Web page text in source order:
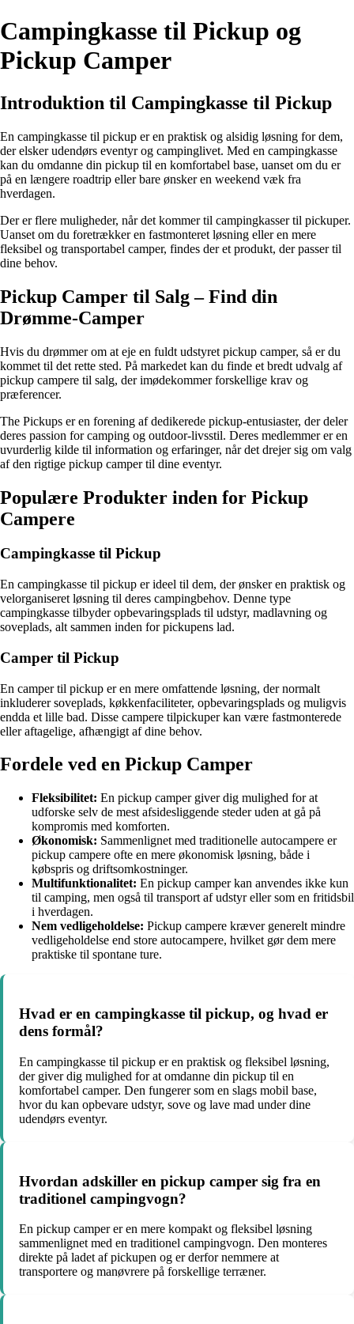
Campingkasse til Pickup og
Pickup Camper
Introduktion til Campingkasse til Pickup
En campingkasse til pickup er en praktisk og alsidig løsning for dem,
der elsker udendørs eventyr og campinglivet. Med en campingkasse
kan du omdanne din pickup til en komfortabel base, uanset om du er
på en længere roadtrip eller bare ønsker en weekend væk fra
hverdagen.
Der er flere muligheder, når det kommer til campingkasser til pickuper.
Uanset om du foretrækker en fastmonteret løsning eller en mere
fleksibel og transportabel camper, findes der et produkt, der passer til
dine behov.
Pickup Camper til Salg – Find din
Drømme-Camper
Hvis du drømmer om at eje en fuldt udstyret pickup camper, så er du
kommet til det rette sted. På markedet kan du finde et bredt udvalg af
pickup campere til salg, der imødekommer forskellige krav og
præferencer.
The Pickups er en forening af dedikerede pickup-entusiaster, der deler
deres passion for camping og outdoor-livsstil. Deres medlemmer er en
uvurderlig kilde til information og erfaringer, når det drejer sig om valg
af den rigtige pickup camper til dine eventyr.
Populære Produkter inden for Pickup
Campere
Campingkasse til Pickup
En campingkasse til pickup er ideel til dem, der ønsker en praktisk og
velorganiseret løsning til deres campingbehov. Denne type
campingkasse tilbyder opbevaringsplads til udstyr, madlavning og
soveplads, alt sammen inden for pickupens lad.
Camper til Pickup
En camper til pickup er en mere omfattende løsning, der normalt
inkluderer soveplads, køkkenfaciliteter, opbevaringsplads og muligvis
endda et lille bad. Disse campere tilpickuper kan være fastmonterede
eller aftagelige, afhængigt af dine behov.
Fordele ved en Pickup Camper
Fleksibilitet: En pickup camper giver dig mulighed for at
udforske selv de mest afsidesliggende steder uden at gå på
kompromis med komforten.
Økonomisk: Sammenlignet med traditionelle autocampere er
pickup campere ofte en mere økonomisk løsning, både i
købspris og driftsomkostninger.
Multifunktionalitet: En pickup camper kan anvendes ikke kun
til camping, men også til transport af udstyr eller som en fritidsbil
i hverdagen.
Nem vedligeholdelse: Pickup campere kræver generelt mindre
vedligeholdelse end store autocampere, hvilket gør dem mere
praktiske til spontane ture.
Hvad er en campingkasse til pickup, og hvad er
dens formål?
En campingkasse til pickup er en praktisk og fleksibel løsning,
der giver dig mulighed for at omdanne din pickup til en
komfortabel camper. Den fungerer som en slags mobil base,
hvor du kan opbevare udstyr, sove og lave mad under dine
udendørs eventyr.
Hvordan adskiller en pickup camper sig fra en
traditionel campingvogn?
En pickup camper er en mere kompakt og fleksibel løsning
sammenlignet med en traditionel campingvogn. Den monteres
direkte på ladet af pickupen og er derfor nemmere at
transportere og manøvrere på forskellige terræner.